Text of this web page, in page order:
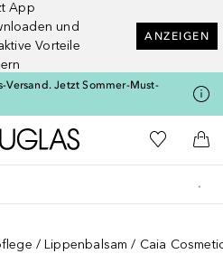
App
und
Vorteile
ANZEIGEN
Versand. Jetzt Sommer-Must-
Zur Douglas Startseite
Zu Meiner
Lippenbalsam Caia